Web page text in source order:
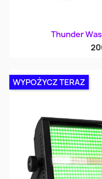
Thunder
WYPOŻYCZ TERAZ